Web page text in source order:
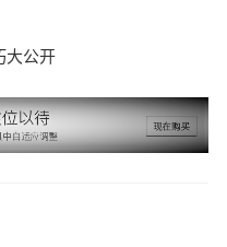
大公开